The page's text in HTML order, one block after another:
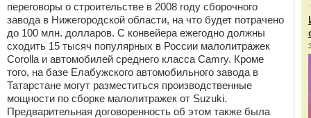
переговоры о строительстве в 2008 году сборочного
завода в Нижегородской области, на что будет потрачено
до 100 млн. долларов. С конвейера ежегодно должны
сходить 15 тысяч популярных в России малолитражек
Corolla и автомобилей среднего класса Camry. Кроме
того, на базе Елабужского автомобильного завода в
Татарстане могут разместиться производственные
мощности по сборке малолитражек от Suzuki.
Предварительная договоренность об этом также была